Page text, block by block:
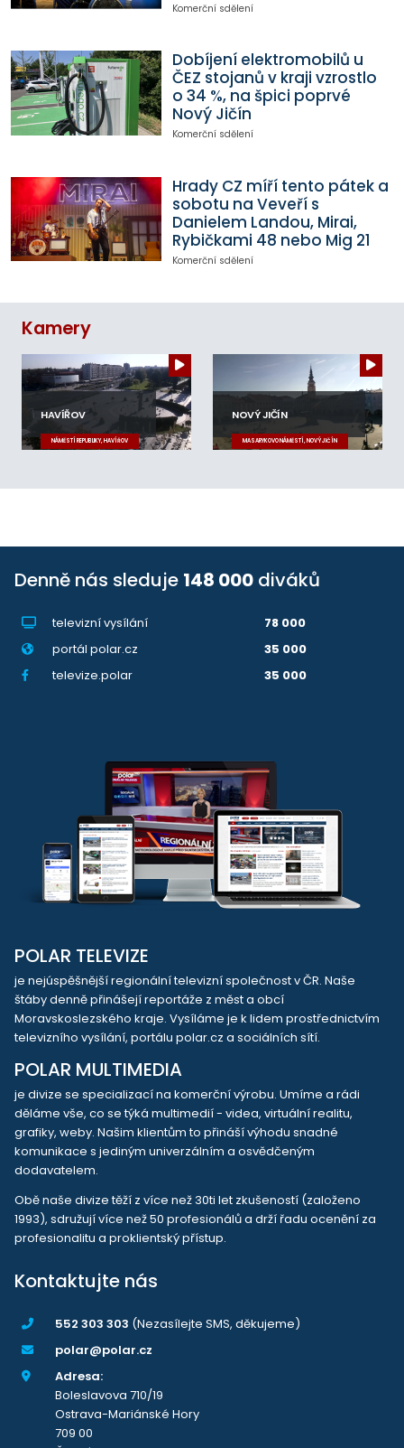
Komerční sdělení
Dobíjení elektromobilů u
ČEZ stojanů v kraji vzrostlo
o 34 %, na špici poprvé
Nový Jičín
Komerční sdělení
Hrady CZ míří tento pátek a
sobotu na Veveří s
Danielem Landou, Mirai,
Rybičkami 48 nebo Mig 21
Komerční sdělení
Kamery
HAVÍŘOV
NÁMĚSTÍ REPUBLIKY, HAVÍŘOV
NOVÝ JIČÍN
MASARYKOVO NÁMĚSTÍ, NOVÝ JIČÍN
Denně nás sleduje 148 000 diváků
televizní vysílání
78 000
portál polar.cz
35 000
televize.polar
35 000
POLAR TELEVIZE
je nejúspěšnější regionální televizní společnost v ČR. Naše
štáby denně přinášejí reportáže z měst a obcí
Moravskoslezského kraje. Vysíláme je k lidem prostřednictvím
televizního vysílání, portálu polar.cz a sociálních sítí.
POLAR MULTIMEDIA
je divize se specializací na komerční výrobu. Umíme a rádi
děláme vše, co se týká multimedií - videa, virtuální realitu,
grafiky, weby. Našim klientům to přináší výhodu snadné
komunikace s jediným univerzálním a osvědčeným
dodavatelem.
Obě naše divize těží z více než 30ti let zkušeností (založeno
1993), sdružují více než 50 profesionálů a drží řadu ocenění za
profesionalitu a proklientský přístup.
Kontaktujte nás
552 303 303 (Nezasílejte SMS, děkujeme)
polar@polar.cz
Adresa:
Boleslavova 710/19
Ostrava-Mariánské Hory
709 00